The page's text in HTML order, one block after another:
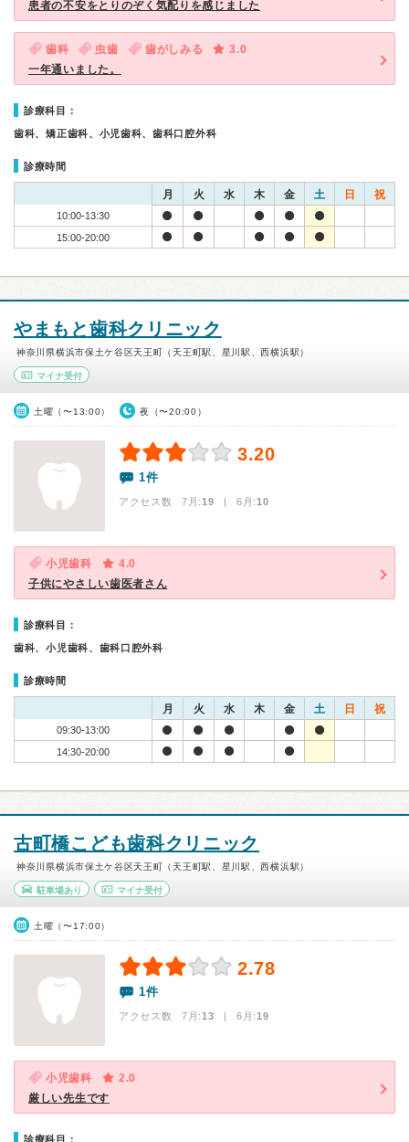
患者の不安をとりのぞく気配りを感じました
歯科 虫歯 歯がしみる
3.0
一年通いました。
診療科目：
歯科、矯正歯科、小児歯科、歯科口腔外科
診療時間
月 火 水 木 金 土 日 祝
10:00-13:30
15:00-20:00
やまもと歯科クリニック
神奈川県横浜市保土ケ谷区天王町（天王町駅、星川駅、西横浜駅）
マイナ受付
土曜（〜13:00） 夜（〜20:00）
3.20
1件
アクセス数 7月:19 | 6月:10
小児歯科
4.0
子供にやさしい歯医者さん
診療科目：
歯科、小児歯科、歯科口腔外科
診療時間
月 火 水 木 金 土 日 祝
09:30-13:00
14:30-20:00
古町橋こども歯科クリニック
神奈川県横浜市保土ケ谷区天王町（天王町駅、星川駅、西横浜駅）
駐車場あり マイナ受付
土曜（〜17:00）
2.78
1件
アクセス数 7月:13 | 6月:19
小児歯科
2.0
厳しい先生です
診療科目：